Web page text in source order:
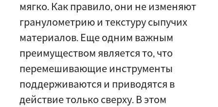
мягко. Как правило, они не изменяют
гранулометрию и текстуру сыпучих
материалов. Еще одним важным
преимуществом является то, что
перемешивающие инструменты
поддерживаются и приводятся в
действие только сверху. В этом